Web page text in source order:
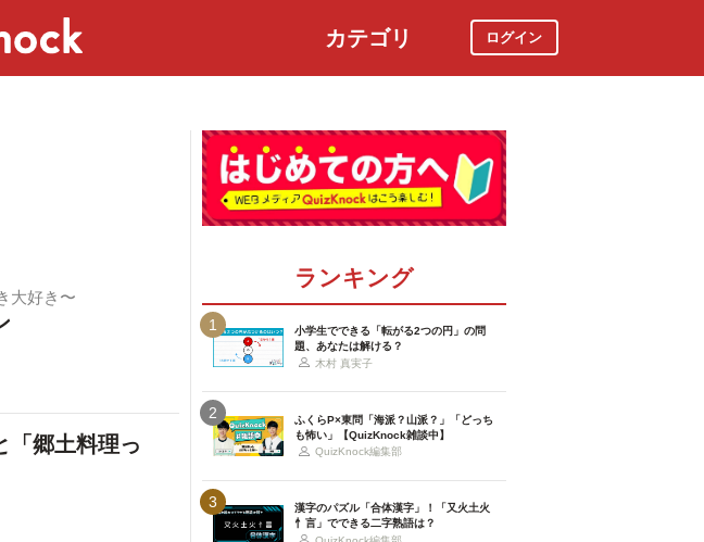
カテゴリ ログイン
大好き〜
「郷土料理っ
ランキング
1
小学生でできる「転がる2つの円」の問
題、あなたは解ける？
木村 真実子
2
ふくらP×東問「海派？山派？」「どっち
も怖い」【QuizKnock雑談中】
QuizKnock編集部
3
漢字のパズル「合体漢字」！「又火土火
忄言」でできる二字熟語は？